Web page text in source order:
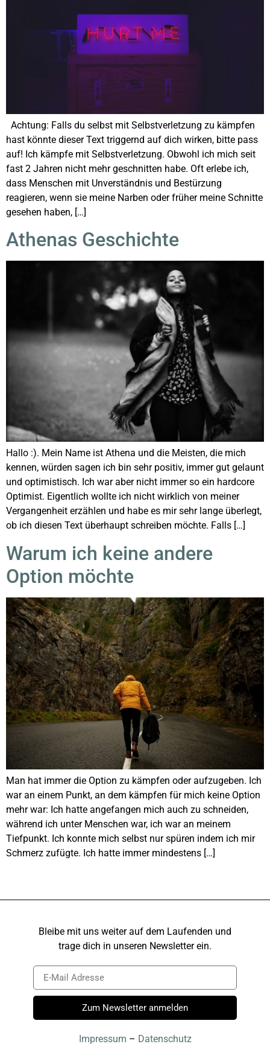
Achtung: Falls du selbst mit Selbstverletzung zu kämpfen
hast könnte dieser Text triggernd auf dich wirken, bitte pass
auf! Ich kämpfe mit Selbstverletzung. Obwohl ich mich seit
fast 2 Jahren nicht mehr geschnitten habe. Oft erlebe ich,
dass Menschen mit Unverständnis und Bestürzung
reagieren, wenn sie meine Narben oder früher meine Schnitte
gesehen haben, […]
Athenas Geschichte
Hallo :). Mein Name ist Athena und die Meisten, die mich
kennen, würden sagen ich bin sehr positiv, immer gut gelaunt
und optimistisch. Ich war aber nicht immer so ein hardcore
Optimist. Eigentlich wollte ich nicht wirklich von meiner
Vergangenheit erzählen und habe es mir sehr lange überlegt,
ob ich diesen Text überhaupt schreiben möchte. Falls […]
Warum ich keine andere
Option möchte
Man hat immer die Option zu kämpfen oder aufzugeben. Ich
war an einem Punkt, an dem kämpfen für mich keine Option
mehr war: Ich hatte angefangen mich auch zu schneiden,
während ich unter Menschen war, ich war an meinem
Tiefpunkt. Ich konnte mich selbst nur spüren indem ich mir
Schmerz zufügte. Ich hatte immer mindestens […]
Bleibe mit uns weiter auf dem Laufenden und
trage dich in unseren Newsletter ein.
Zum Newsletter anmelden
Impressum – Datenschutz